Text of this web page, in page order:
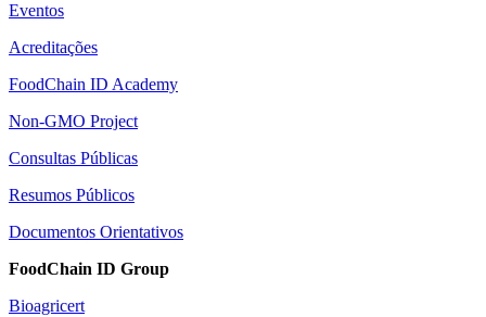
Eventos
Acreditações
FoodChain ID Academy
Non-GMO Project
Consultas Públicas
Resumos Públicos
Documentos Orientativos
FoodChain ID Group
Bioagricert